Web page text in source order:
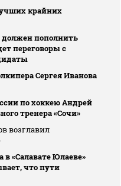
крайних
должен пополнить
переговоры с
Сергея Иванова
по хоккею Андрей
тренера «Сочи»
возглавил
в «Салавате Юлаеве»
что пути